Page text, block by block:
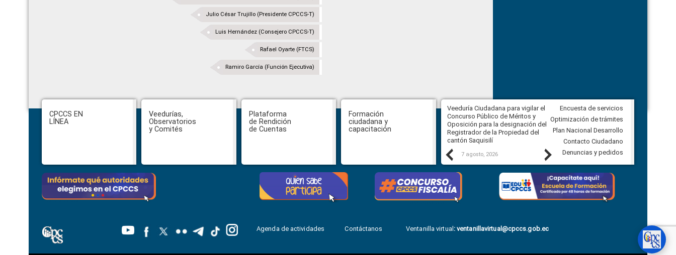
Julio César Trujillo (Presidente CPCCS-T)
Luis Hernández (Consejero CPCCS-T)
Rafael Oyarte (FTCS)
Ramiro García (Función Ejecutiva)
Footer
CPCCS EN
LÍNEA
Veedurías,
Observatorios
y Comités
Plataforma
de Rendición
de Cuentas
Formación
ciudadana y
capacitación
Previous
CPCCS aprueba convocatoria a
Veeduría para designación de la
autoridad de la SOT
Veeduría Ciudadana para vigilar el
Concurso Público de Méritos y
Oposición para la designación del
Registrador de la Propiedad del
cantón Saquisilí
7 agosto, 2026
Veeduría Ciudadana para vigilar la
construcción del asfaltado de
Ballenita del cantón Santa Elena
7 agosto, 2026
Next
Encuesta de servicios
Optimización de trámites
Plan Nacional Desarrollo
Contacto Ciudadano
Denuncias y pedidos
Agenda de actividades Contáctanos Ventanilla virtual:ventanillavirtual@cpccs.gob.ec